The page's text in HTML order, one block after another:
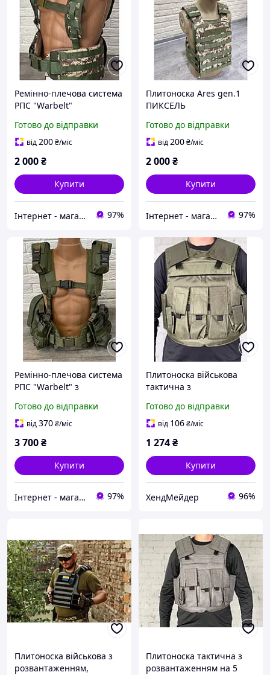
Ремінно-плечова система
РПС "Warbelt"
Готово до відправки
від200₴/міс
2 000₴
Купити
Інтернет - магазин " Закупка онлайн " 97%
Плитоноска Ares gen.1
ПИКСЕЛЬ
Готово до відправки
від200₴/міс
2 000₴
Купити
Інтернет - магазин " Закупка онлайн " 97%
Ремінно-плечова система
РПС "Warbelt" з
Готово до відправки
від370₴/міс
3 700₴
Купити
Інтернет - магазин " Закупка онлайн " 97%
Плитоноска військова
тактична з
кишень,
розвантажувальний
хакі
Готово до відправки
від 106₴/міс
1 274₴
Купити
ХендМейдер 96%
Плитоноска військова з
розвантаженням,
Плитоноска тактична з
розвантаженням на 5